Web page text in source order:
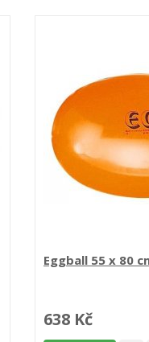
Eggball 55 x 80
638 Kč